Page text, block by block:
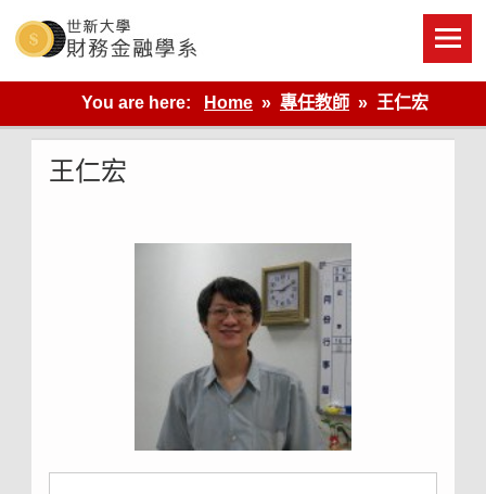
content
世新大學財金系網站
You are here:
Home 專任教師 王仁宏
王仁宏